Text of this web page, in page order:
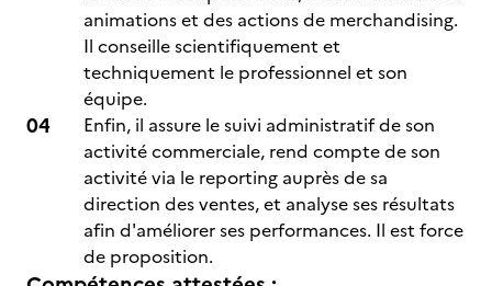
animations et des actions de merchandising.
Il conseille scientifiquement et
techniquement le professionnel et son
équipe.
Enfin, il assure le suivi administratif de son
activité commerciale, rend compte de son
activité via le reporting auprès de sa
direction des ventes, et analyse ses résultats
afin d'améliorer ses performances. Il est force
de proposition.